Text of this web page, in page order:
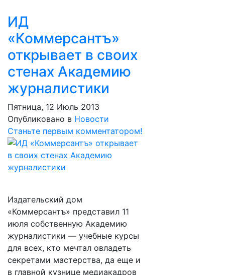
ИД
«Коммерсантъ»
открывает в своих
стенах Академию
журналистики
Пятница, 12 Июль 2013
Опубликовано в Новости
Станьте первым комментатором!
Издательский дом
«Коммерсантъ» представил 11
июля собственную Академию
журналистики — учебные курсы
для всех, кто мечтал овладеть
секретами мастерства, да еще и
в главной кузнице медиакадров